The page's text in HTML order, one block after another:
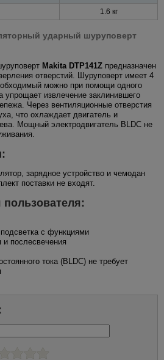
1.6 кг
ударный шуруповерт
Makita DTP141Z предназначен
отверстий. Шуруповерт имеет 4
можно при помощи одного
упрощает извлечение заклинившего
Через вентиляционные отверстия
что охлаждает двигатель и
Мощный электродвигатель BLDC не
зарядное устройство и чемодан
поставки не входят.
с функциями
и послесвечения
тока (BLDC) не требует